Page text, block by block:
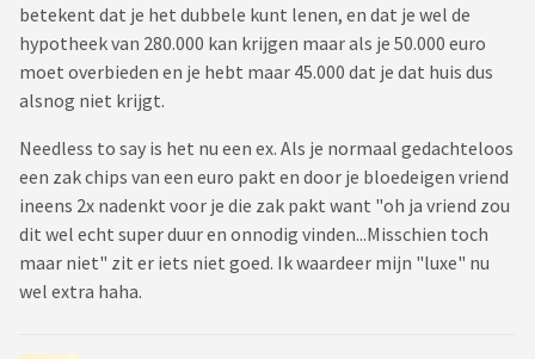
betekent dat je het dubbele kunt lenen, en dat je wel de
hypotheek van 280.000 kan krijgen maar als je 50.000 euro
moet overbieden en je hebt maar 45.000 dat je dat huis dus
alsnog niet krijgt.
Needless to say is het nu een ex. Als je normaal gedachteloos
een zak chips van een euro pakt en door je bloedeigen vriend
ineens 2x nadenkt voor je die zak pakt want "oh ja vriend zou
dit wel echt super duur en onnodig vinden...Misschien toch
maar niet" zit er iets niet goed. Ik waardeer mijn "luxe" nu
wel extra haha.